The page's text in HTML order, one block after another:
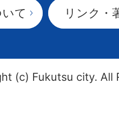
て リンク・
(c) Fukutsu city. All